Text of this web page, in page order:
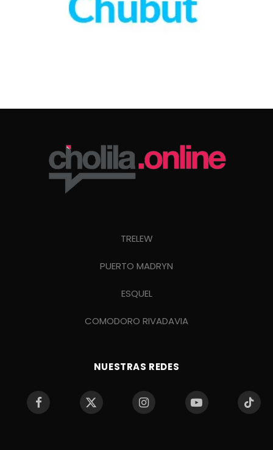
TRELEW
PUERTO MADRYN
ESQUEL
COMODORO RIVADAVIA
NUESTRAS REDES
Facebook
X
Instagram YouTube